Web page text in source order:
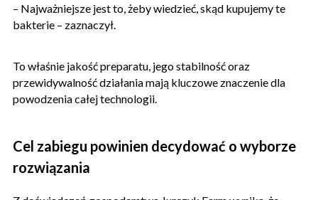
– Najważniejsze jest to, żeby wiedzieć, skąd kupujemy te
bakterie – zaznaczył.
To właśnie jakość preparatu, jego stabilność oraz
przewidywalność działania mają kluczowe znaczenie dla
powodzenia całej technologii.
Cel zabiegu powinien decydować o wyborze
rozwiązania